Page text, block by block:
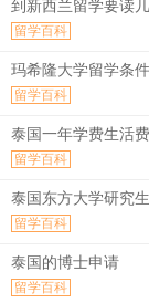
到新西兰留学要读
留学百科
玛希隆大学留学条件
留学百科
泰国一年学费生活费
留学百科
泰国东方大学研究
留学百科
泰国的博士申请
留学百科